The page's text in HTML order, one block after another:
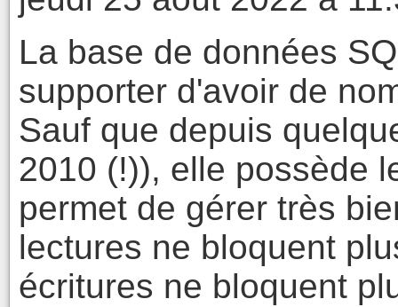
La base de données
supporter d'avoir de
Sauf que depuis
2010 (!)), elle possède
permet de gérer très
lectures ne bloquent
écritures ne bloquent